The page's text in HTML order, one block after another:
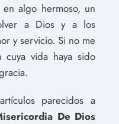
en algo hermoso, un
a Dios y a los
y servicio. Si no me
cuya vida haya sido
parecidos a
De Dios